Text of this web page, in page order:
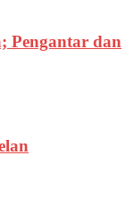
Pengantar dan